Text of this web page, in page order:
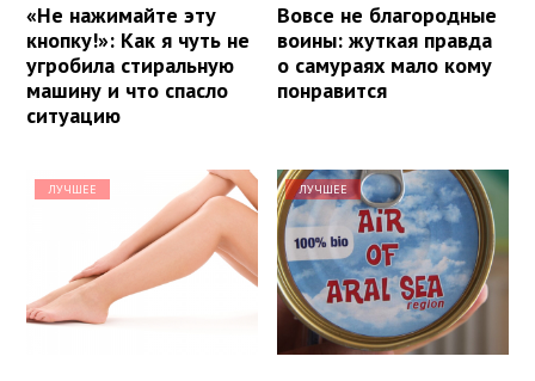
«Не нажимайте эту
кнопку!»: Как я чуть не
угробила стиральную
машину и что спасло
ситуацию
Вовсе не благородные
воины: жуткая правда
о самураях мало кому
понравится
ЛУЧШЕЕ ЛУЧШЕЕ